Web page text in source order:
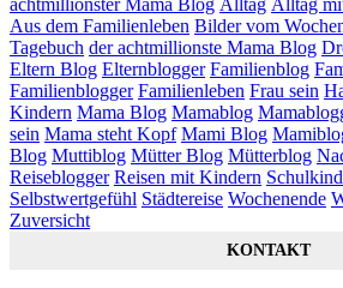
achtmillionster Mama Blog Alltag Alltag
Aus dem Familienleben Bilder vom
Tagebuch der achtmillionste Mama Blog
Eltern Blog Elternblogger Familienblog
Familienblogger Familienleben Frau sein
Kindern Mama Blog Mamablog
sein Mama steht Kopf Mami Blog
Blog Muttiblog Mütter Blog Mütterblog
Reiseblogger Reisen mit Kindern
Selbstwertgefühl Städtereise Wochenende
Zuversicht
KONTAKT